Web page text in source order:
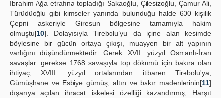
İbrahim Ağa etrafına topladığı Sakaoğlu, Çilesizoğlu, Çamur Ali,
Türüdüoğlu gibi kimseler yanında bulunduğu halde 600 kişilik
Çepni askeriyle Giresun bölgesine tamamıyla hakim
olmuştu[10]. Dolayısıyla Tirebolu’yu da içine alan kesimde
böylesine bir gücün ortaya çıkışı, muayyen bir alt yapının
varlığını düşündürmektedir. Gerek XVII. yüzyıl Osmanlı-İran
savaşları gerekse 1768 savaşıyla top dökümü için bakıra olan
ihtiyaç, XVIII. yüzyıl ortalarından itibaren Tirebolu'ya,
Gümüşhane ve Esbiye gümüş, altın ve bakır madenlerinin[11]
dışarıya açılan ihracat iskelesi özelliği kazandırmış; Harşıt